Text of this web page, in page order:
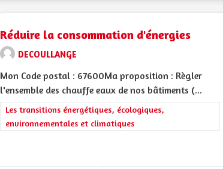
Réduire la consommation d'énergies
DECOULLANGE
Mon Code postal : 67600Ma proposition : Règler
l'ensemble des chauffe eaux de nos bâtiments (...
Filtrer les résultats de la catégorie : Les transitions
Les transitions énergétiques, écologiques,
environnementales et climatiques